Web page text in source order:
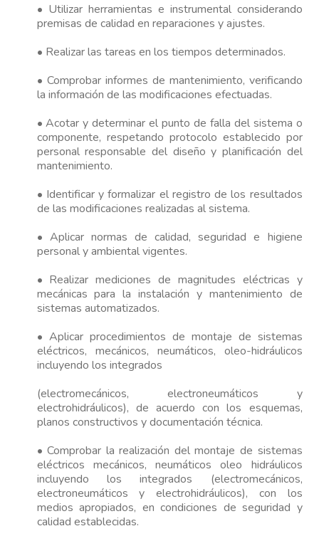
• Utilizar herramientas e instrumental considerando
premisas de calidad en reparaciones y ajustes.
• Realizar las tareas en los tiempos determinados.
• Comprobar informes de mantenimiento, verificando
la información de las modificaciones efectuadas.
• Acotar y determinar el punto de falla del sistema o
componente, respetando protocolo establecido por
personal responsable del diseño y planificación del
mantenimiento.
• Identificar y formalizar el registro de los resultados
de las modificaciones realizadas al sistema.
• Aplicar normas de calidad, seguridad e higiene
personal y ambiental vigentes.
• Realizar mediciones de magnitudes eléctricas y
mecánicas para la instalación y mantenimiento de
sistemas automatizados.
• Aplicar procedimientos de montaje de sistemas
eléctricos, mecánicos, neumáticos, oleo-hidráulicos
incluyendo los integrados
(electromecánicos, electroneumáticos y
electrohidráulicos), de acuerdo con los esquemas,
planos constructivos y documentación técnica.
• Comprobar la realización del montaje de sistemas
eléctricos mecánicos, neumáticos oleo hidráulicos
incluyendo los integrados (electromecánicos,
electroneumáticos y electrohidráulicos), con los
medios apropiados, en condiciones de seguridad y
calidad establecidas.